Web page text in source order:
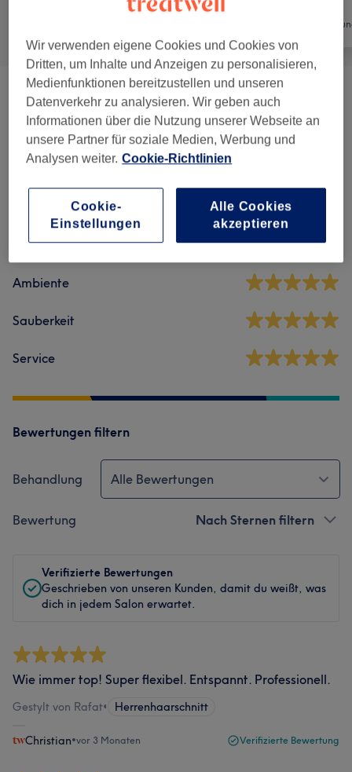
Herren - Haarschnitte & Stylings (5) ab 15 €
Salonbewertungen
4,9 40 Bewertungen
Ambiente
Sauberkeit
Service
Bewertungen filtern
Behandlung Alle Bewertungen
Bewertung Nach Sternen filtern
Verifizierte Bewertungen
Geschrieben von unseren Kunden, damit du weißt, was
dich in jedem Salon erwartet.
Wie immer top! Super flexibel. Entspannt. Professionell.
Gestylt von Rafat• Herrenhaarschnitt
Christian•vor 3 Monaten Verifizierte Bewertung
Wir verwenden eigene Cookies und Cookies von
Dritten, um Inhalte und Anzeigen zu personalisieren,
Medienfunktionen bereitzustellen und unseren
Datenverkehr zu analysieren. Wir geben auch
Informationen über die Nutzung unserer Webseite an
unsere Partner für soziale Medien, Werbung und
Analysen weiter. Cookie-Richtlinien
Cookie-
Einstellungen
Alle Cookies
akzeptieren